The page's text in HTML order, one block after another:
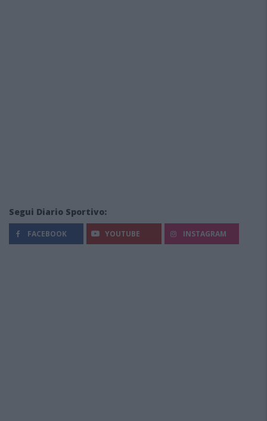
Segui Diario Sportivo:
FACEBOOK YOUTUBE INSTAGRAM